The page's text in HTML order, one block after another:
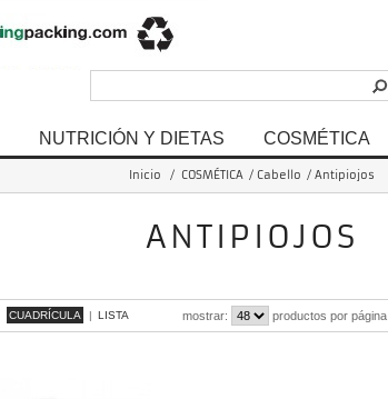
NUTRICIÓN Y DIETAS COSMÉTICA
Inicio / COSMÉTICA / Cabello / Antipiojos
ANTIPIOJOS
CUADRÍCULA | LISTA mostrar: productos por página